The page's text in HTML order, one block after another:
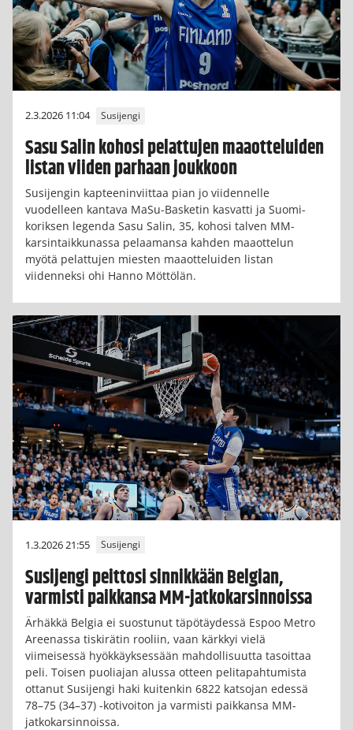
2.3.2026 11:04 Susijengi
Sasu Salin kohosi pelattujen maaotteluiden
listan viiden parhaan joukkoon
Susijengin kapteeninviittaa pian jo viidennelle
vuodelleen kantava MaSu-Basketin kasvatti ja Suomi-
koriksen legenda Sasu Salin, 35, kohosi talven MM-
karsintaikkunassa pelaamansa kahden maaottelun
myötä pelattujen miesten maaotteluiden listan
viidenneksi ohi Hanno Möttölän.
1.3.2026 21:55 Susijengi
Susijengi peittosi sinnikkään Belgian,
varmisti paikkansa MM-jatkokarsinnoissa
Ärhäkkä Belgia ei suostunut täpötäydessä Espoo Metro
Areenassa tiskirätin rooliin, vaan kärkkyi vielä
viimeisessä hyökkäyksessään mahdollisuutta tasoittaa
peli. Toisen puoliajan alussa otteen pelitapahtumista
ottanut Susijengi haki kuitenkin 6822 katsojan edessä
78–75 (34–37) -kotivoiton ja varmisti paikkansa MM-
jatkokarsinnoissa.